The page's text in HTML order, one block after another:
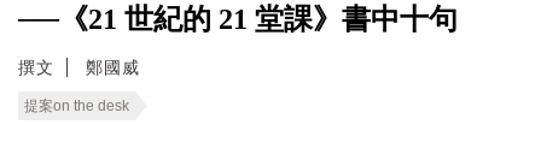
──《21 世紀的 21 堂課》書中十句
撰文 鄭國威
提案on the desk